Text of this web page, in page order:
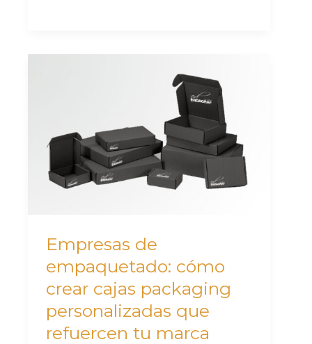
Empresas de
empaquetado: cómo
crear cajas packaging
personalizadas que
refuercen tu marca
crear
cajas
packaging
que
refuercen